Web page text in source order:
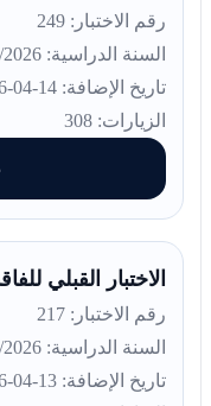
رقم الاختبار: 249
السنة الدراسية: 2025/2026
تاريخ الإضافة: 14-04-2026
الزيارات: 308
الاختبار القبلي
رقم الاختبار: 217
السنة الدراسية: 2025/2026
تاريخ الإضافة: 13-04-2026